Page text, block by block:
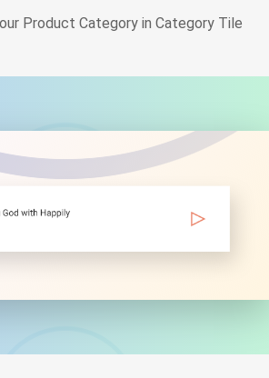
Product Category in Category Tile